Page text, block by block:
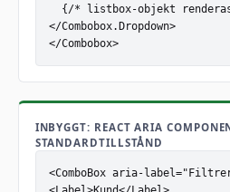
{/* listbox-objekt
</Combobox.Dropdown>
</Combobox>
INBYGGT: REACT ARIA
STANDARDTILLSTÅND
<ComboBox aria-